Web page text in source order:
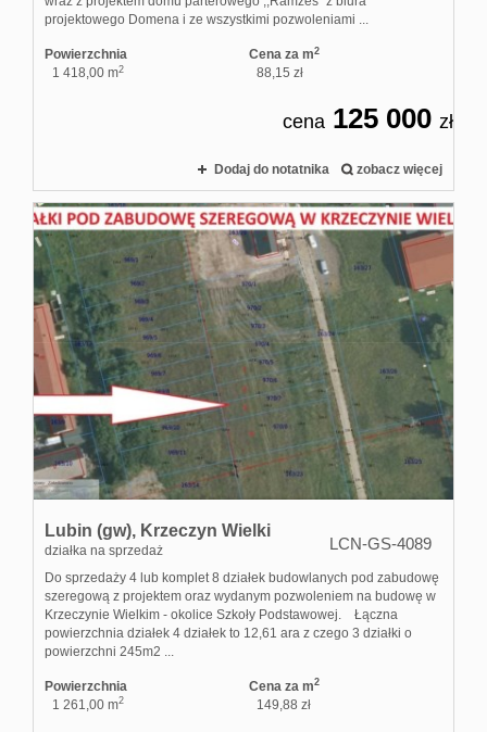
projektowego Domena i ze wszystkimi pozwoleniami ...
Powierzchnia
1 418,00 m2
Cena za m2
88,15 zł
cena 125 000 zł
Dodaj do notatnika zobacz więcej
Lubin (gw), Krzeczyn Wielki
działka na sprzedaż LCN-GS-4089
Do sprzedaży 4 lub komplet 8 działek budowlanych pod zabudowę
szeregową z projektem oraz wydanym pozwoleniem na budowę w
Krzeczynie Wielkim - okolice Szkoły Podstawowej. Łączna
powierzchnia działek 4 działek to 12,61 ara z czego 3 działki o
powierzchni 245m2 ...
Powierzchnia
1 261,00 m2
Cena za m2
149,88 zł